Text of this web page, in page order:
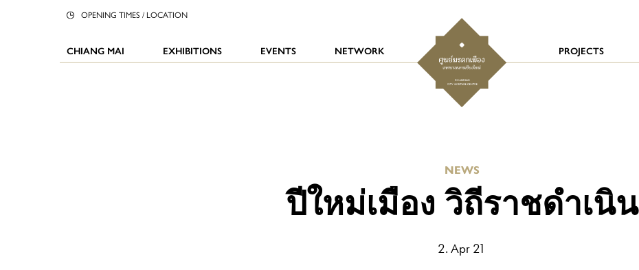
OPENING TIMES / LOCATION
CHIANG MAI EXHIBITIONS EVENTS NETWORK PROJECTS
NEWS
ปีใหม่เมือง วิถีราชดำเนิน
2. Apr 21